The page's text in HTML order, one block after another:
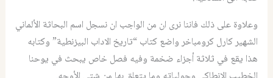
وعلاوة على ذلك فاننا نرى ان من الواجب ان نسجل اسم البحاثة الألماني
الشهير كارل كرومباخر واضع كتاب “تاريخ الاداب البيزنطية” وكتابه
هذا يقع في ثلاثة أجزاء ضخمة وفيه فصل خاص يبحث في يوحنا